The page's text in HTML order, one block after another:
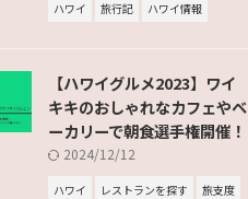
ハワイ 旅行記 ハワイ情報
【ハワイグルメ2023】ワイ
キキのおしゃれなカフェやベ
ーカリーで朝食選手権開催！
2024/12/12
ハワイ レストランを探す
旅支度